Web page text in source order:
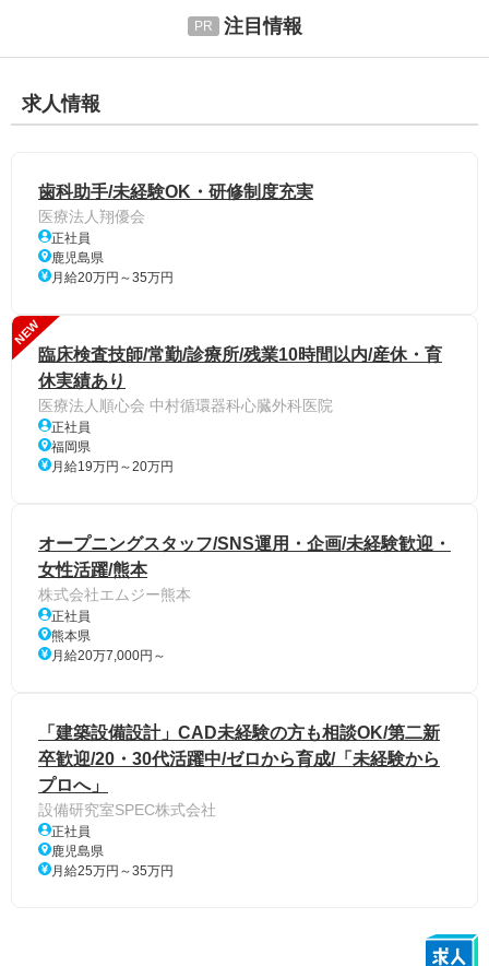
注目情報
求人情報
歯科助手/未経験OK・研修制度充実
医療法人翔優会
正社員
鹿児島県
月給20万円～35万円
NEW
臨床検査技師/常勤/診療所/残業10時間以内/産休・育
休実績あり
医療法人順心会 中村循環器科心臓外科医院
正社員
福岡県
月給19万円～20万円
オープニングスタッフ/SNS運用・企画/未経験歓迎・
女性活躍/熊本
株式会社エムジー熊本
正社員
熊本県
月給20万7,000円～
「建築設備設計」CAD未経験の方も相談OK/第二新
卒歓迎/20・30代活躍中/ゼロから育成/「未経験から
プロへ」
設備研究室SPEC株式会社
正社員
鹿児島県
月給25万円～35万円